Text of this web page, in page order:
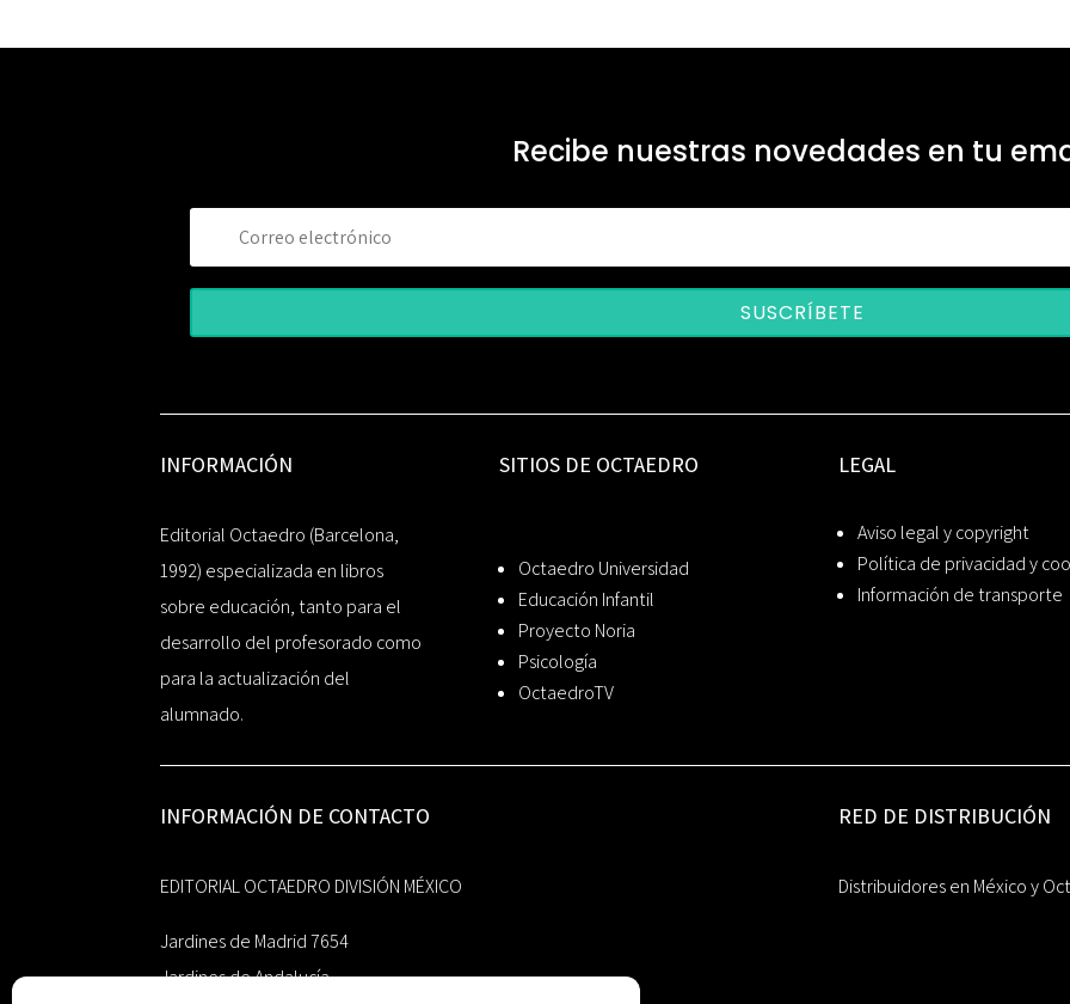
Recibe nuestras novedades en tu
SUSCRÍBETE
INFORMACIÓN
Editorial Octaedro (Barcelona,
1992) especializada en libros
sobre educación, tanto para el
desarrollo del profesorado como
para la actualización del
alumnado.
SITIOS DE OCTAEDRO
Octaedro Universidad
Educación Infantil
Proyecto Noria
Psicología
OctaedroTV
LEGAL
Aviso legal y copyright
Política de privacidad y
Información de transporte
INFORMACIÓN DE CONTACTO
EDITORIAL OCTAEDRO DIVISIÓN MÉXICO
Jardines de Madrid 7654
Jardines de Andalucía
RED DE DISTRIBUCIÓN
Distribuidores en México y